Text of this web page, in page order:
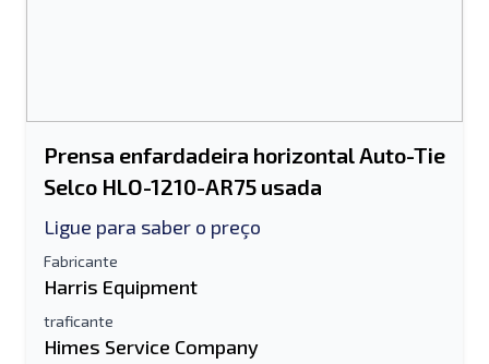
Prensa enfardadeira horizontal Auto-Tie
Selco HLO-1210-AR75 usada
Ligue para saber o preço
Fabricante
Harris Equipment
traficante
Himes Service Company